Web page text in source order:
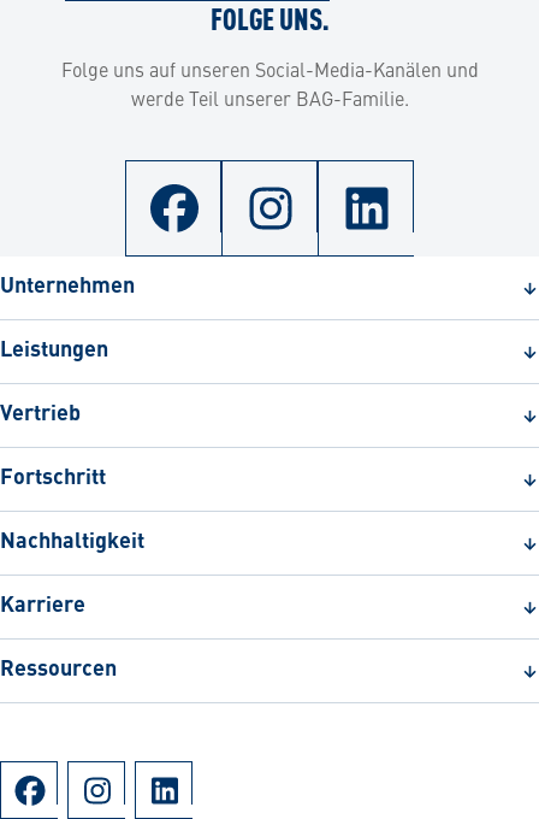
FOLGE UNS.
Folge uns auf unseren Social-Media-Kanälen und
werde Teil unserer BAG-Familie.
Unternehmen
Leistungen
Vertrieb
Fortschritt
Nachhaltigkeit
Karriere
Ressourcen